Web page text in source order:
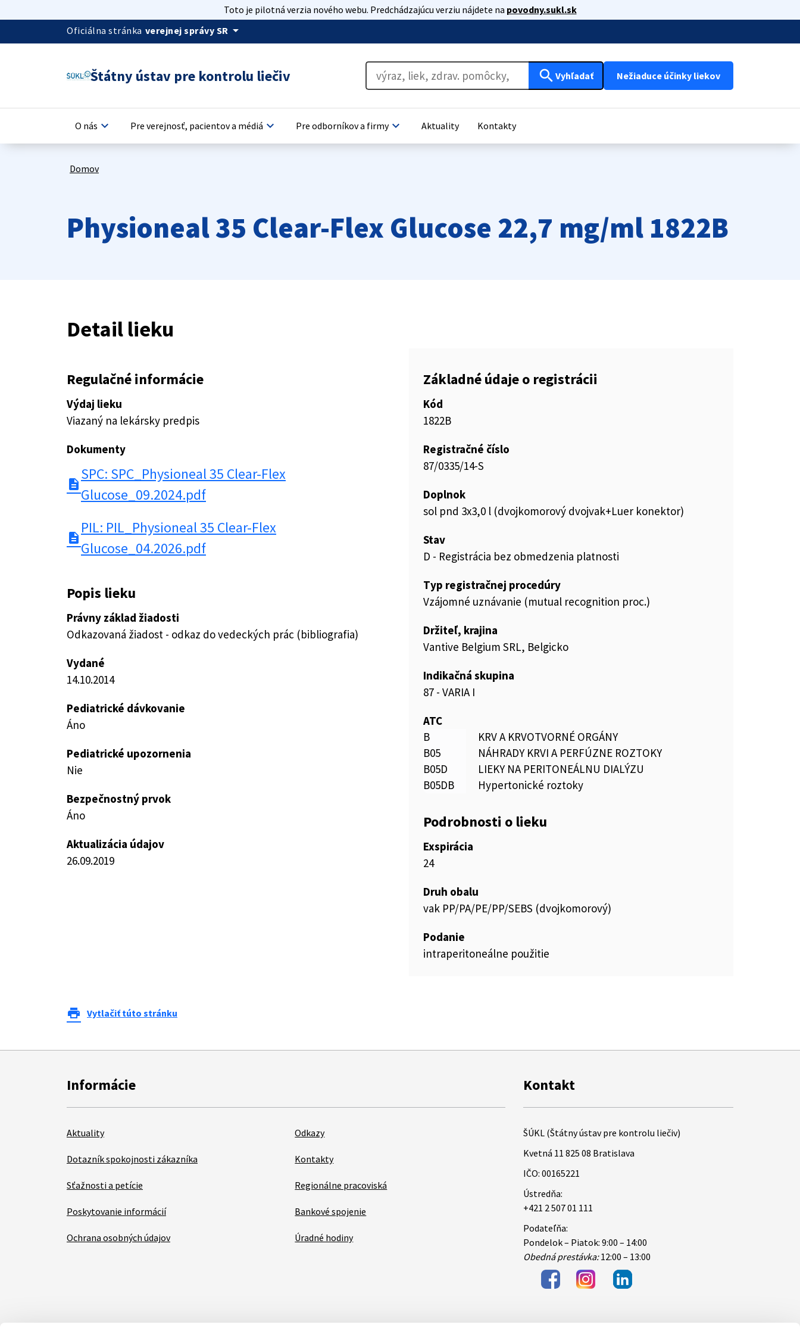
Toto je pilotná verzia nového webu. Predchádzajúcu verziu nájdete na povodny.sukl.sk
Oficiálna stránka verejnej správy SR arrow_drop_down
Štátny ústav pre kontrolu liečiv search Vyhľadať Nežiaduce účinky liekov
O nás keyboard_arrow_down Pre verejnosť, pacientov a médiá keyboard_arrow_down Pre odborníkov a firmykeyboard_arrow_down Aktuality Kontakty
Domov
Physioneal 35 Clear-Flex Glucose 22,7 mg/ml 1822B
Detail lieku
Regulačné informácie
Výdaj lieku
Viazaný na lekársky predpis
Dokumenty
description
SPC: SPC_Physioneal 35 Clear-Flex
Glucose_09.2024.pdf
description
PIL: PIL_Physioneal 35 Clear-Flex
Glucose_04.2026.pdf
Popis lieku
Právny základ žiadosti
Odkazovaná žiadost - odkaz do vedeckých prác (bibliografia)
Vydané
14.10.2014
Pediatrické dávkovanie
Áno
Pediatrické upozornenia
Nie
Bezpečnostný prvok
Áno
Aktualizácia údajov
26.09.2019
Základné údaje o registrácii
Kód
1822B
Registračné číslo
87/0335/14-S
Doplnok
sol pnd 3x3,0 l (dvojkomorový dvojvak+Luer konektor)
Stav
D - Registrácia bez obmedzenia platnosti
Typ registračnej procedúry
Vzájomné uznávanie (mutual recognition proc.)
Držiteľ, krajina
Vantive Belgium SRL, Belgicko
Indikačná skupina
87 - VARIA I
ATC
B
KRV A KRVOTVORNÉ ORGÁNY
B05
NÁHRADY KRVI A PERFÚZNE ROZTOKY
B05D
LIEKY NA PERITONEÁLNU DIALÝZU
B05DB
Hypertonické roztoky
Podrobnosti o lieku
Exspirácia
24
Druh obalu
vak PP/PA/PE/PP/SEBS (dvojkomorový)
Podanie
intraperitoneálne použitie
print Vytlačiť túto stránku
Informácie
Aktuality
Dotazník spokojnosti zákazníka
Sťažnosti a petície
Poskytovanie informácií
Ochrana osobných údajov
Odkazy
Kontakty
Regionálne pracoviská
Bankové spojenie
Úradné hodiny
Kontakt
ŠÚKL (Štátny ústav pre kontrolu liečiv)
Kvetná 11 825 08 Bratislava
IČO: 00165221
Ústredňa:
+421 2 507 01 111
Podateľňa:
Pondelok – Piatok: 9:00 – 14:00
Obedná prestávka:12:00 – 13:00